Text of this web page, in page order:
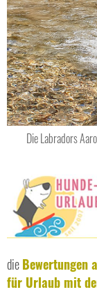
Die Labradors
dieBewertungen
für Urlaub mit